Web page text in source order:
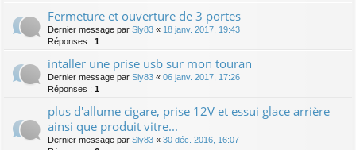
Fermeture et ouverture de 3 portes
Dernier message par Sly83 « 18 janv. 2017, 19:43
Réponses : 1
intaller une prise usb sur mon touran
Dernier message par Sly83 « 06 janv. 2017, 17:26
Réponses : 1
plus d'allume cigare, prise 12V et essui glace arrière
ainsi que produit vitre...
Dernier message par Sly83 « 30 déc. 2016, 16:07